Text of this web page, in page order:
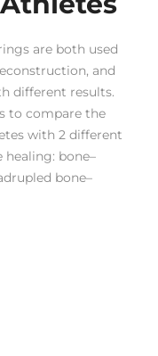
are both used
and
different results.
to compare the
with 2 different
bone–
bone–